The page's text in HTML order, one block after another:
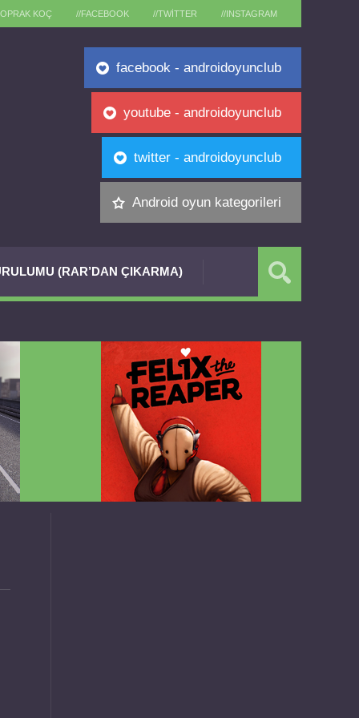
KOÇ //FACEBOOK //TWITTER //INSTAGRAM
facebook - androidoyunclub
youtube - androidoyunclub
twitter - androidoyunclub
Android oyun kategorileri
(RAR’DAN ÇIKARMA)